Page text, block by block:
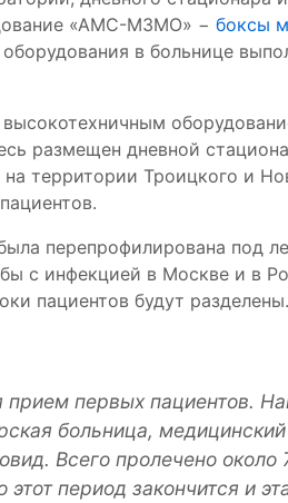
«АМС-МЗМО» − боксы
оборудования в больнице
размещен дневной
территории Троицкого и
перепрофилирована под
с инфекцией в Москве и в
пациентов будут разделены.
первых пациентов.
больница,
Всего пролечено
период закончится и